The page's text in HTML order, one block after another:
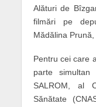
Alături de
filmări pe
Mădălina
Pentru cei care
parte
SALROM, al
Sănătate